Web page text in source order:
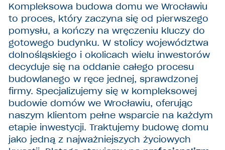
Kompleksowa budowa domu we Wrocławiu
to proces, który zaczyna się od pierwszego
pomysłu, a kończy na wręczeniu kluczy do
gotowego budynku. W stolicy województwa
dolnośląskiego i okolicach wielu inwestorów
decyduje się na oddanie całego procesu
budowlanego w ręce jednej, sprawdzonej
firmy. Specjalizujemy się w kompleksowej
budowie domów we Wrocławiu, oferując
naszym klientom pełne wsparcie na każdym
etapie inwestycji. Traktujemy budowę domu
jako jedną z najważniejszych życiowych